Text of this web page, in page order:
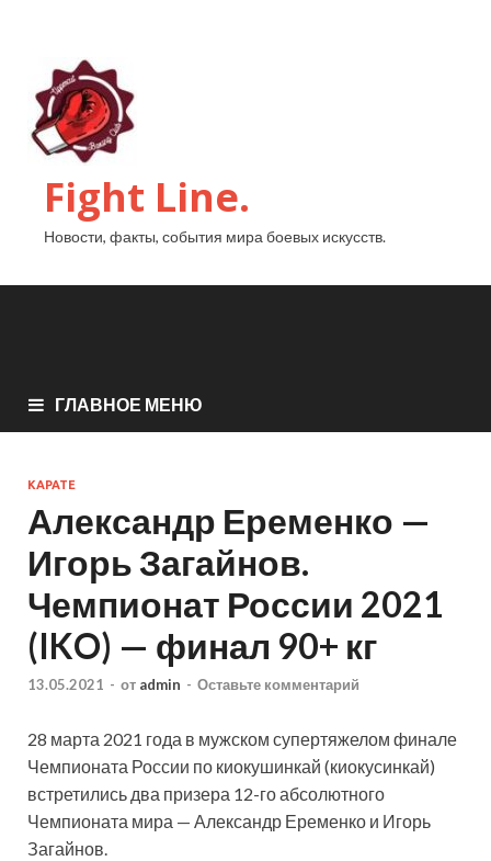
Fight Line.
Новости, факты, события мира боевых искусств.
ГЛАВНОЕ МЕНЮ
КАРАТЕ
Александр Еременко —
Игорь Загайнов.
Чемпионат России 2021
(IKO) — финал 90+ кг
13.05.2021 - от admin - Оставьте комментарий
28 марта 2021 года в мужском супертяжелом финале
Чемпионата России по киокушинкай (киокусинкай)
встретились два призера 12-го абсолютного
Чемпионата мира — Александр Еременко и Игорь
Загайнов.